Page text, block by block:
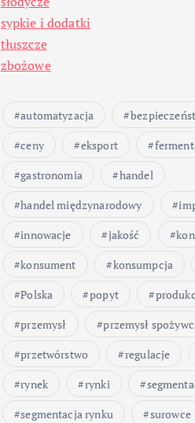
sypkie i dodatki
tłuszcze
zbożowe
automatyzacja
ceny
eksport
gastronomia
handel
handel międzynarodowy
innowacje
jakość
konsument
konsumpcja
Polska
popyt
przemysł
przemysł
przetwórstwo
regulacje
rynek
rynki
segmentacja rynku
surowce